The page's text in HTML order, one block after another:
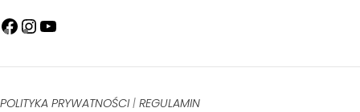
POLITYKA PRYWATNOŚCI | REGULAMIN